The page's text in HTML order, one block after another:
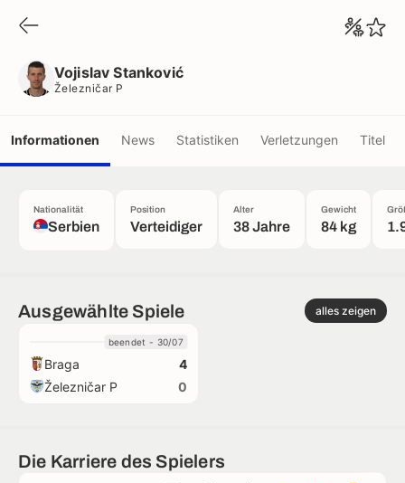
Vojislav Stanković
Železničar P
Informationen News Statistiken Verletzungen Titel
Nationalität
Serbien
Position
Verteidiger
Alter
38 Jahre
Gewicht
84 kg
Ausgewählte Spiele alles zeigen
beendet - 30/07
Braga
4
Železničar P
0
Die Karriere des Spielers